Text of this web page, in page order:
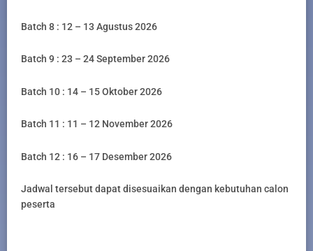
Batch 8 : 12 – 13 Agustus 2026
Batch 9 : 23 – 24 September 2026
Batch 10 : 14 – 15 Oktober 2026
Batch 11 : 11 – 12 November 2026
Batch 12 : 16 – 17 Desember 2026
Jadwal tersebut dapat disesuaikan dengan kebutuhan calon
peserta